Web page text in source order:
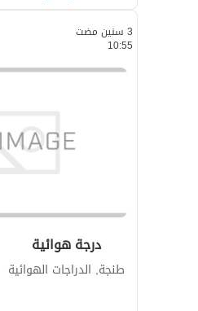
3 سنين مضت
10:55
درجة هوائية
طنجة, الدراجات الهوائية